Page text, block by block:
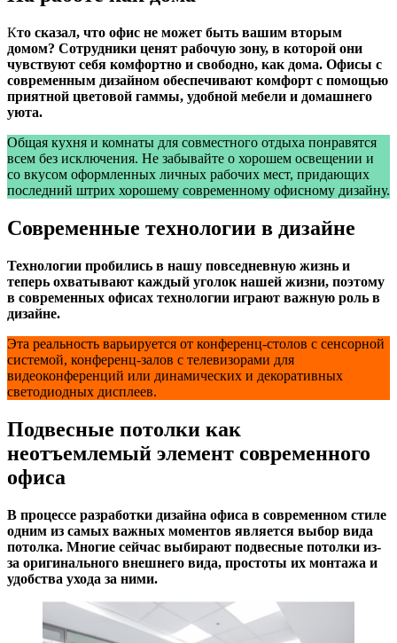
Кто сказал, что офис не может быть вашим вторым
домом? Сотрудники ценят рабочую зону, в которой они
чувствуют себя комфортно и свободно, как дома. Офисы с
современным дизайном обеспечивают комфорт с помощью
приятной цветовой гаммы, удобной мебели и домашнего
уюта.
Общая кухня и комнаты для совместного отдыха понравятся
всем без исключения. Не забывайте о хорошем освещении и
со вкусом оформленных личных рабочих мест, придающих
последний штрих хорошему современному офисному дизайну.
Современные технологии в дизайне
Технологии пробились в нашу повседневную жизнь и
теперь охватывают каждый уголок нашей жизни, поэтому
в современных офисах технологии играют важную роль в
дизайне.
Эта реальность варьируется от конференц-столов с сенсорной
системой, конференц-залов с телевизорами для
видеоконференций или динамических и декоративных
светодиодных дисплеев.
Подвесные потолки как
неотъемлемый элемент современного
офиса
В процессе разработки дизайна офиса в современном стиле
одним из самых важных моментов является выбор вида
потолка. Многие сейчас выбирают подвесные потолки из-
за оригинального внешнего вида, простоты их монтажа и
удобства ухода за ними.